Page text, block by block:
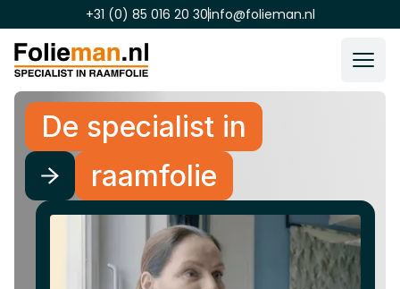
+31 (0) 85 016 20 30info@folieman.nl
De specialist in
raamfolie